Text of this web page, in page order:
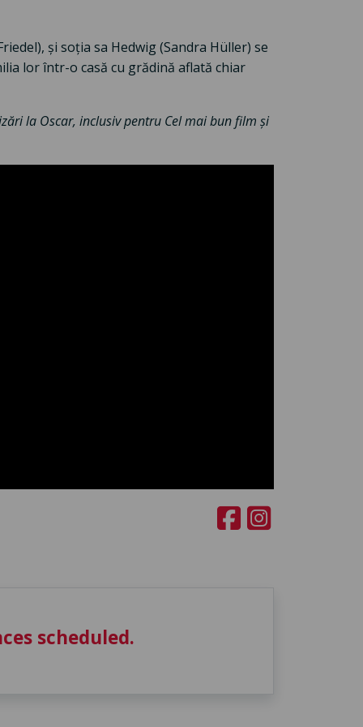
și soția sa Hedwig (Sandra Hüller) se
lor într-o casă cu grădină aflată chiar
la Oscar, inclusiv pentru Cel mai bun film și
scheduled.